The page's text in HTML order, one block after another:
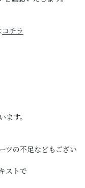
コチラ
す。
ツの不足などもござい
ストで